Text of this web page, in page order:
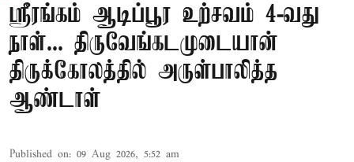
ஸ்ரீரங்கம் ஆடிப்பூர உற்சவம் 4-வது
நாள்... திருவேங்கடமுடையான்
திருக்கோலத்தில் அருள்பாலித்த
ஆண்டாள்
Published on: 09 Aug 2026, 5:52 am